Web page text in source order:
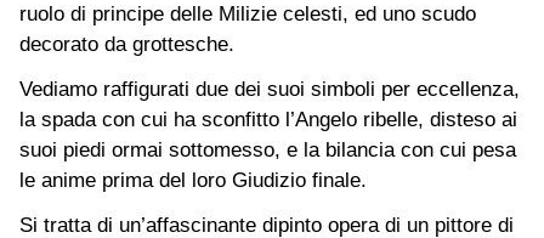
ruolo di principe delle Milizie celesti, ed uno scudo
decorato da grottesche.
Vediamo raffigurati due dei suoi simboli per eccellenza,
la spada con cui ha sconfitto l’Angelo ribelle, disteso ai
suoi piedi ormai sottomesso, e la bilancia con cui pesa
le anime prima del loro Giudizio finale.
Si tratta di un’affascinante dipinto opera di un pittore di